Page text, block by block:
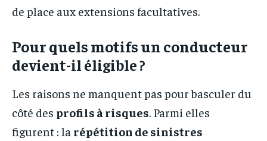
de place aux extensions facultatives.
Pour quels motifs un conducteur
devient-il éligible ?
Les raisons ne manquent pas pour basculer du
côté des profils à risques. Parmi elles
figurent : la répétition de sinistres